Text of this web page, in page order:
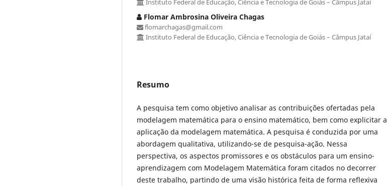
Instituto Federal de Educação, Ciência e Tecnologia de Goiás – Câmpus Jataí
Flomar Ambrosina Oliveira Chagas
flomarchagas@gmail.com
Instituto Federal de Educação, Ciência e Tecnologia de Goiás – Câmpus Jataí
Resumo
A pesquisa tem como objetivo analisar as contribuições ofertadas pela
modelagem matemática para o ensino matemático, bem como explicitar a
aplicação da modelagem matemática. A pesquisa é conduzida por uma
abordagem qualitativa, utilizando-se de pesquisa-ação. Nessa
perspectiva, os aspectos promissores e os obstáculos para um ensino-
aprendizagem com Modelagem Matemática foram citados no decorrer
deste trabalho, partindo de uma visão histórica feita de forma reflexiva